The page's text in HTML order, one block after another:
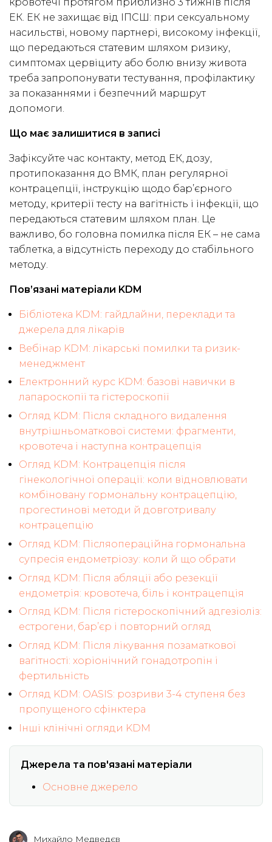
ЕК. ЕК не захищає від ІПСШ: при сексуальному
насильстві, новому партнері, високому інфекції,
що передаються статевим шляхом ризику,
симптомах цервіциту або болю внизу живота
треба запропонувати тестування, профілактику
за показаннями і безпечний маршрут
допомоги.
Що має залишитися в записі
Зафіксуйте час контакту, метод ЕК, дозу,
протипоказання до ВМК, план регулярної
контрацепції, інструкцію щодо бар’єрного
методу, критерії тесту на вагітність і інфекції, що
передаються статевим шляхом план. Це
важливо, бо головна помилка після ЕК – не сама
таблетка, а відсутність переходу до стабільного
методу.
Пов’язані матеріали KDM
Бібліотека KDM: гайдлайни, переклади та
джерела для лікарів
Вебінар KDM: лікарські помилки та ризик-
менеджмент
Електронний курс KDM: базові навички в
лапароскопії та гістероскопії
Огляд KDM: Після складного видалення
внутрішньоматкової системи: фрагменти,
кровотеча і наступна контрацепція
Огляд KDM: Контрацепція після
гінекологічної операції: коли відновлювати
комбіновану гормональну контрацепцію,
прогестинові методи й довготривалу
контрацепцію
Огляд KDM: Післяопераційна гормональна
супресія ендометріозу: коли й що обрати
Огляд KDM: Після абляції або резекції
ендометрія: кровотеча, біль і контрацепція
Огляд KDM: Після гістероскопічний адгезіоліз:
естрогени, бар’єр і повторний огляд
Огляд KDM: Після лікування позаматкової
вагітності: хоріонічний гонадотропін і
фертильність
Огляд KDM: OASIS: розриви 3-4 ступеня без
пропущеного сфінктера
Інші клінічні огляди KDM
Джерела та пов'язані матеріали
Основне джерело
Михайло Медведєв